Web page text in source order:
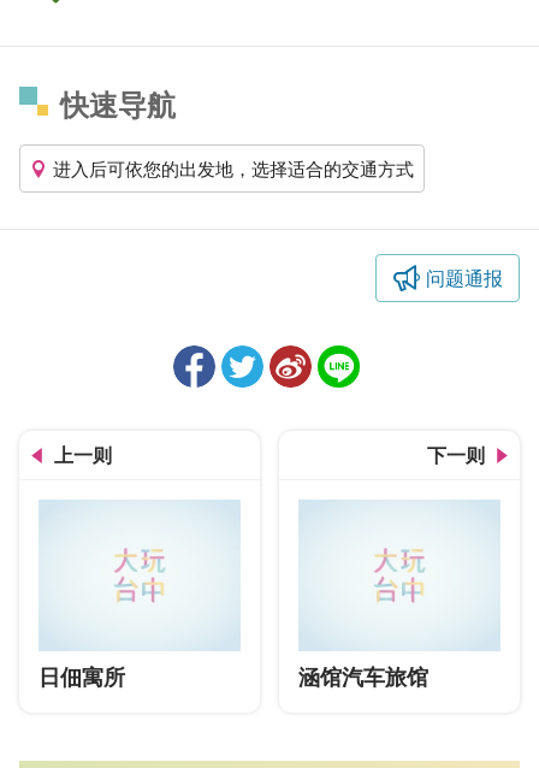
快速导航
进入后可依您的出发地，选择适合的交通方式
问题通报
上一则
日佃寓所
下一则
涵馆汽车旅馆